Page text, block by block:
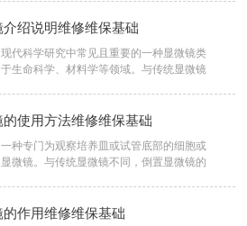
绍说明维修维保基础
代科学研究中常见且重要的一种显微镜类
生命科学、材料学等领域。与传统显微镜
使用方法维修维保基础
种专门为观察培养皿或试管底部的细胞或
微镜。与传统显微镜不同，倒置显微镜的
作用维修维保基础